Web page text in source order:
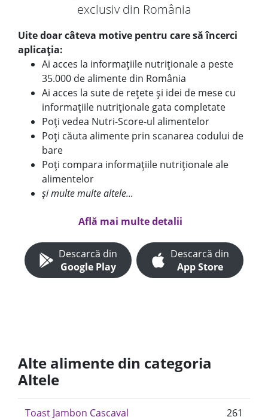
exclusiv din România
Uite doar câteva motive pentru care să încerci
aplicația:
Ai acces la informațiile nutriționale a peste
35.000 de alimente din România
Ai acces la sute de rețete și idei de mese cu
informațiile nutriționale gata completate
Poți vedea Nutri-Score-ul alimentelor
Poți căuta alimente prin scanarea codului de
bare
Poți compara informațiile nutriționale ale
alimentelor
și multe multe altele...
Află mai multe detalii
Descarcă din
Google Play
Descarcă din
App Store
Alte alimente din categoria
Altele
Toast Jambon Cascaval
261